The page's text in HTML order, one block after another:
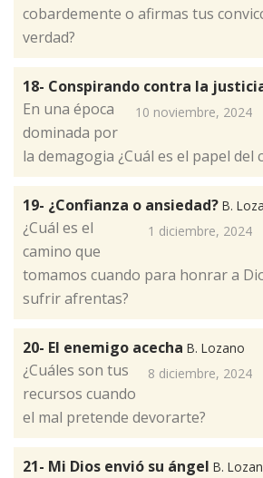
cobardemente o afirmas tus
verdad?
18- Conspirando contra la
10 noviembre, 2024
En una época
dominada por
la demagogia ¿Cuál es el papel del
19- ¿Confianza o ansiedad? B.
1 diciembre, 2024
¿Cuál es el
camino que
tomamos cuando para honrar a
sufrir afrentas?
20- El enemigo acecha B. Lozano
8 diciembre, 2024
¿Cuáles son tus
recursos cuando
el mal pretende devorarte?
21- Mi Dios envió su ángel B.